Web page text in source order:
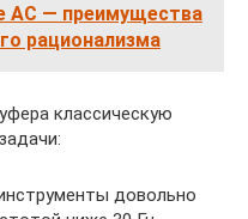
АС — преимущества
рационализма
классическую
довольно